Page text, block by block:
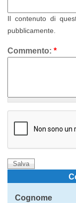
Il contenuto di
pubblicamente.
Commento: *
Cognome